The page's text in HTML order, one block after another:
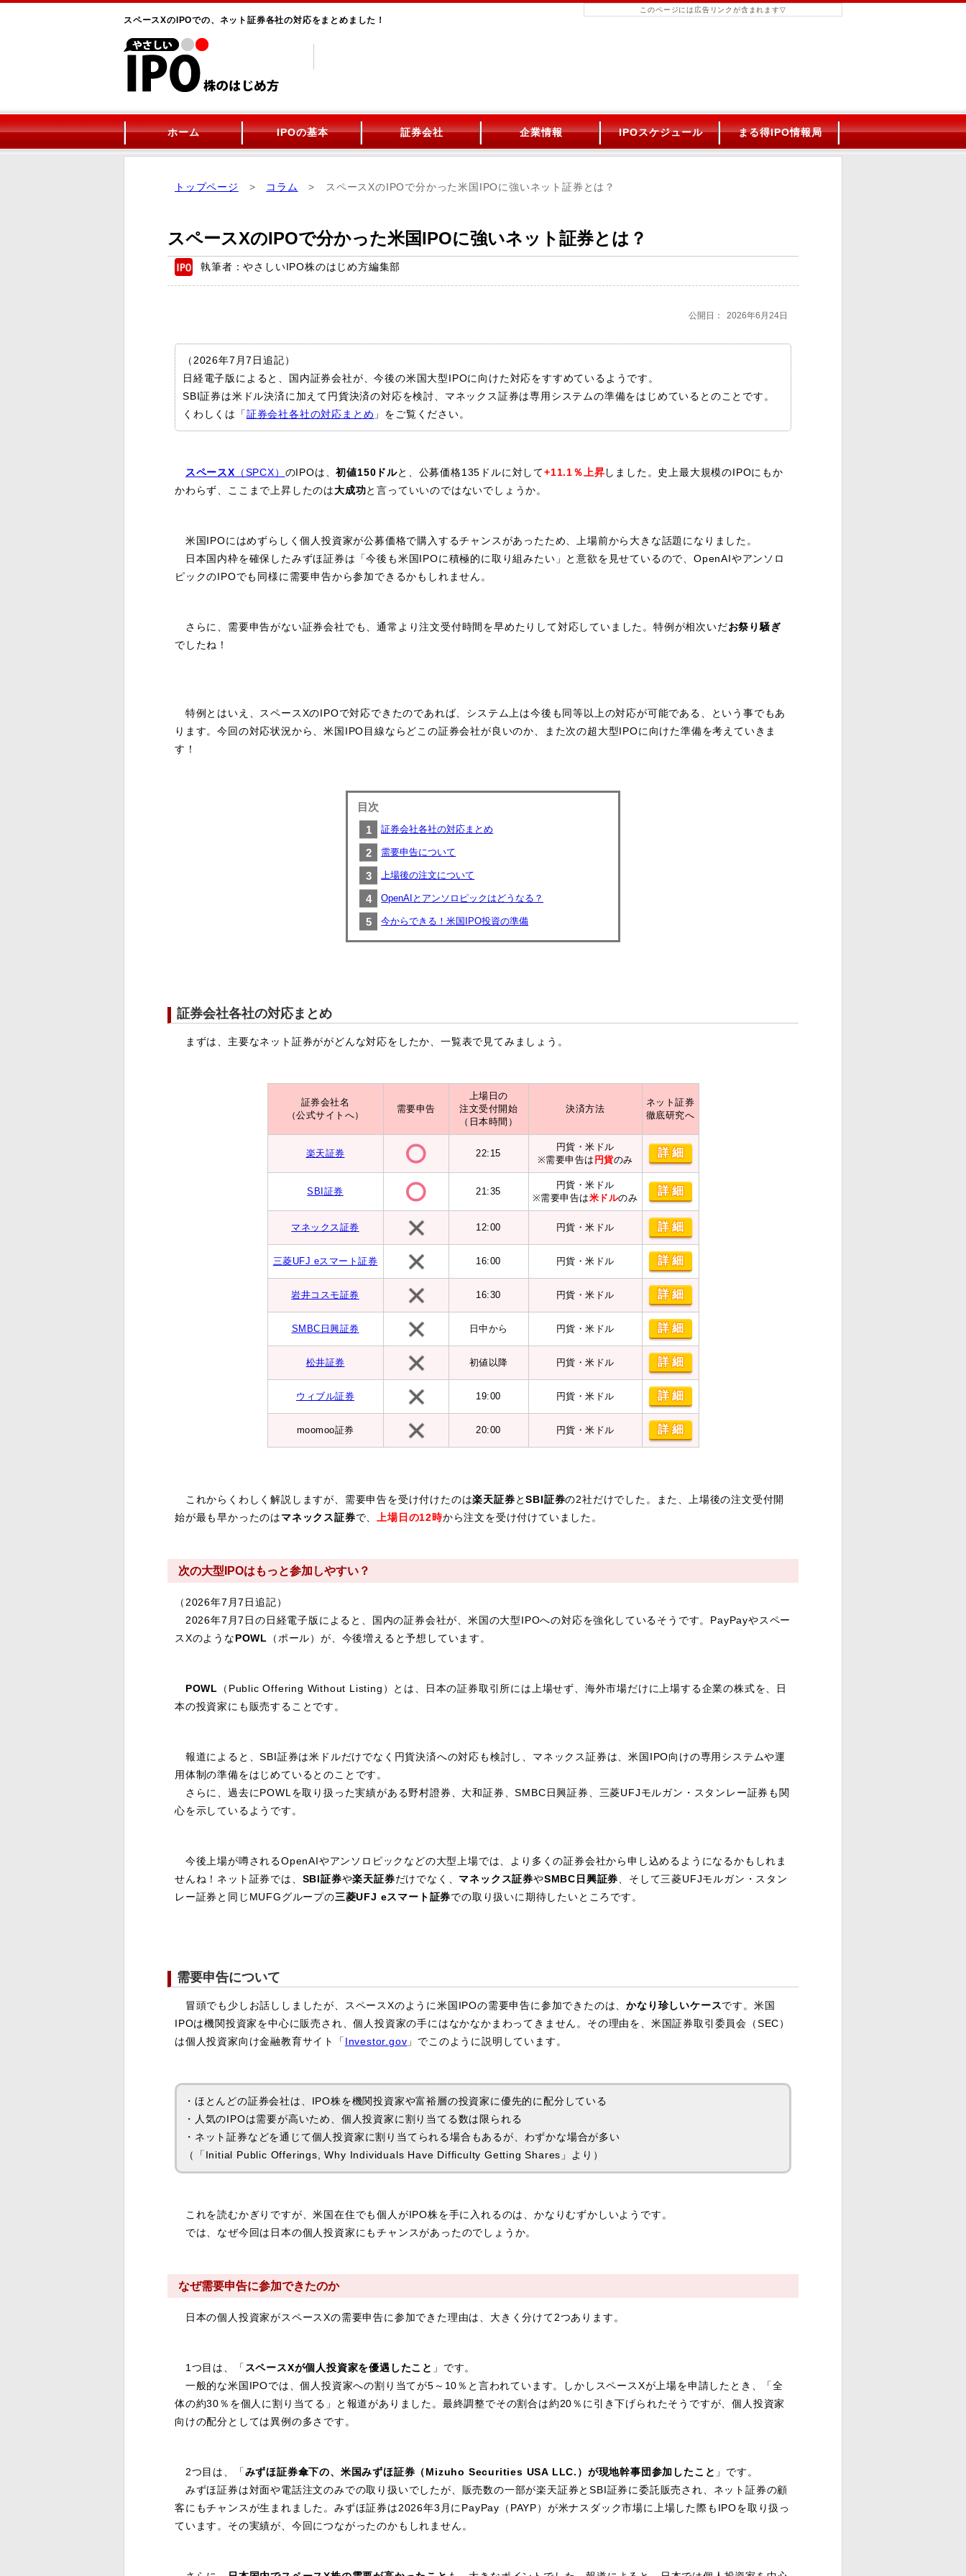
スペースXのIPOでの、ネット証券各社の対応をまとめました！
このページには広告リンクが含まれます
ホーム IPOの基本 証券会社 企業情報 IPOスケジュール まる得IPO情報局
トップページ > コラム > スペースXのIPOで分かった米国IPOに強いネット証券とは？
スペースXのIPOで分かった米国IPOに強いネット証券とは？
執筆者：やさしいIPO株のはじめ方編集部
公開日： 2026年6月24日
（2026年7月7日追記）
日経電子版によると、国内証券会社が、今後の米国大型IPOに向けた対応をすすめているようです。
SBI証券は米ドル決済に加えて円貨決済の対応を検討、マネックス証券は専用システムの準備をはじめているとのことです。
くわしくは「 証券会社各社の対応まとめ 」をご覧ください。
スペースX （SPCX） のIPOは、初値150ドルと、公募価格135ドルに対して+11.1％上昇 しました。史上最大規模のIPOにもか
かわらず、ここまで上昇したのは大成功と言っていいのではないでしょうか。
米国IPOにはめずらしく個人投資家が公募価格で購入するチャンスがあったため、上場前から大きな話題になりました。
日本国内枠を確保したみずほ証券は「今後も米国IPOに積極的に取り組みたい」と意欲を見せているので、OpenAIやアンソロ
ピックのIPOでも同様に需要申告から参加できるかもしれません。
さらに、需要申告がない証券会社でも、通常より注文受付時間を早めたりして対応していました。特例が相次いだお祭り騒ぎ
でしたね！
特例とはいえ、スペースXのIPOで対応できたのであれば、システム上は今後も同等以上の対応が可能である、という事でもあ
ります。今回の対応状況から、米国IPO目線ならどこの証券会社が良いのか、また次の超大型IPOに向けた準備を考えていきま
す！
目次
証券会社各社の対応まとめ
需要申告について
上場後の注文について
OpenAIとアンソロピックはどうなる？
今からできる！米国IPO投資の準備
証券会社各社の対応まとめ
まずは、主要なネット証券ががどんな対応をしたか、一覧表で見てみましょう。
証券会社名
（公式サイトへ）
需要申告
上場日の
注文受付開始
（日本時間）
決済方法
ネット証券
徹底研究へ
楽天証券 22:15
円貨・米ドル
※需要申告は 円貨のみ
詳細
SBI証券 21:35
円貨・米ドル
※需要申告は米ドルのみ
詳細
マネックス証券 12:00 円貨・米ドル 詳細
三菱UFJ eスマート証券 16:00 円貨・米ドル 詳細
岩井コスモ証券 16:30 円貨・米ドル 詳細
SMBC日興証券 日中から 円貨・米ドル 詳細
松井証券 初値以降 円貨・米ドル 詳細
ウィブル証券 19:00 円貨・米ドル 詳細
moomoo証券 20:00 円貨・米ドル 詳細
これからくわしく解説しますが、需要申告を受け付けたのは楽天証券 とSBI証券の2社だけでした。また、上場後の注文受付開
始が最も早かったのは マネックス証券で、 上場日の12時から注文を受け付けていました。
次の大型IPOはもっと参加しやすい？
（2026年7月7日追記）
2026年7月7日の日経電子版によると、国内の証券会社が、米国の大型IPOへの対応を強化しているそうです。PayPayやスペー
スXのような POWL （ポール）が、今後増えると予想しています。
POWL
（Public Offering Without Listing）とは、日本の証券取引所には上場せず、海外市場だけに上場する企業の株式を、日
本の投資家にも販売することです。
報道によると、SBI証券は米ドルだけでなく円貨決済への対応も検討し、マネックス証券は、米国IPO向けの専用システムや運
用体制の準備をはじめているとのことです。
さらに、過去にPOWLを取り扱った実績がある野村證券、大和証券、SMBC日興証券、三菱UFJモルガン・スタンレー証券も関
心を示しているようです。
今後上場が噂されるOpenAIやアンソロピックなどの大型上場では、より多くの証券会社から申し込めるようになるかもしれま
せんね！ネット証券では、 SBI証券や楽天証券だけでなく、 マネックス証券やSMBC日興証券 、そして三菱UFJモルガン・スタン
レー証券と同じMUFGグループの三菱UFJ eスマート証券での取り扱いに期待したいところです。
需要申告について
冒頭でも少しお話ししましたが、スペースXのように米国IPOの需要申告に参加できたのは、かなり珍しいケースです。米国
IPOは機関投資家を中心に販売され、個人投資家の手にはなかなかまわってきません。その理由を、米国証券取引委員会（SEC）
は個人投資家向け金融教育サイト「 Investor.gov 」でこのように説明しています。
・ほとんどの証券会社は、IPO株を機関投資家や富裕層の投資家に優先的に配分している
・人気のIPOは需要が高いため、個人投資家に割り当てる数は限られる
・ネット証券などを通じて個人投資家に割り当てられる場合もあるが、わずかな場合が多い
（「Initial Public Offerings, Why Individuals Have Difficulty Getting Shares」より）
これを読むかぎりですが、米国在住でも個人がIPO株を手に入れるのは、かなりむずかしいようです。
では、なぜ今回は日本の個人投資家にもチャンスがあったのでしょうか。
なぜ需要申告に参加できたのか
日本の個人投資家がスペースXの需要申告に参加できた理由は、大きく分けて2つあります。
1つ目は、「 スペースXが個人投資家を優遇したこと 」です。
一般的な米国IPOでは、個人投資家への割り当てが5～10％と言われています。しかしスペースXが上場を申請したとき、「全
体の約30％を個人に割り当てる」と報道がありました。最終調整でその割合は約20％に引き下げられたそうですが、個人投資家
向けの配分としては異例の多さです。
2つ目は、「 みずほ証券傘下の、米国みずほ証券（Mizuho Securities USA LLC.）が現地幹事団参加したこと 」です。
みずほ証券は対面や電話注文のみでの取り扱いでしたが、販売数の一部が楽天証券とSBI証券に委託販売され、ネット証券の顧
客にもチャンスが生まれました。みずほ証券は2026年3月にPayPay（PAYP）が米ナスダック市場に上場した際もIPOを取り扱っ
ています。その実績が、今回につながったのかもしれません。